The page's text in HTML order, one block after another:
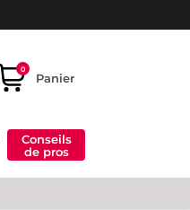
0
Panier
Conseils
de pros